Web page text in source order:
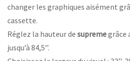
changer les graphiques aisément
cassette.
Réglez la hauteur de supremegrâce
jusqu’à 84,5’’.